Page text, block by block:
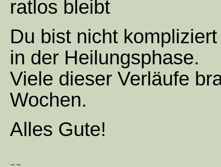
ratlos bleibt
Du bist nicht
in der Heilungsphase.
Viele dieser Verläufe
Wochen.
Alles Gute!
--